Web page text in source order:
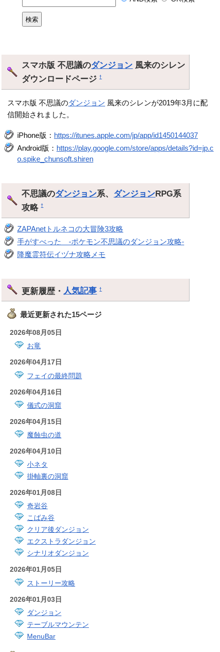
スマホ版 不思議のダンジョン 風来のシレン
ダウンロードページ†
スマホ版 不思議のダンジョン 風来のシレンが2019年3月に配
信開始されました。
iPhone版： https://itunes.apple.com/jp/app/id1450144037
Android版： https://play.google.com/store/apps/details?id=jp.c
o.spike_chunsoft.shiren
不思議のダンジョン系、 ダンジョンRPG系
攻略†
ZAPAnetトルネコの大冒険3攻略
手がすべった -ポケモン不思議のダンジョン攻略-
降魔霊符伝イヅナ攻略メモ
更新履歴・ 人気記事 †
最近更新された15ページ
2026年08月05日
お竜
2026年04月17日
フェイの最終問題
2026年04月16日
儀式の洞窟
2026年04月15日
魔蝕虫の道
2026年04月10日
小ネタ
掛軸裏の洞窟
2026年01月08日
奇岩谷
こばみ谷
クリア後ダンジョン
エクストラダンジョン
シナリオダンジョン
2026年01月05日
ストーリー攻略
2026年01月03日
ダンジョン
テーブルマウンテン
MenuBar